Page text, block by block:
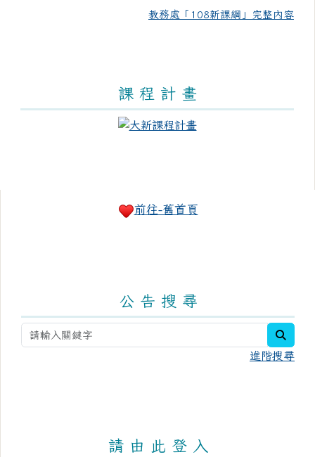
教務處「108新課綱」完整內容
課 程 計 畫
前往-舊首頁
公 告 搜 尋
進階搜尋
請 由 此 登 入